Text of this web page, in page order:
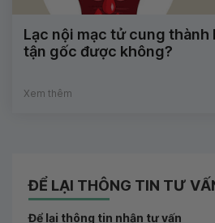
Lạc nội mạc tử cung
tận gốc được không?
Xem thêm
ĐỂ LẠI THÔNG TIN TƯ
Để lại thông tin nhận tư vấn